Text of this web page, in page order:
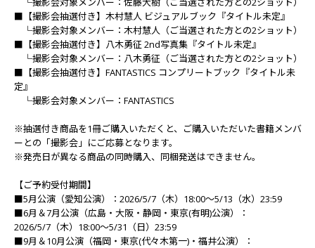
■【撮影会抽選付き】木村慧人 ビジュアルブック『タイトル未定』
└撮影会対象メンバー：木村慧人（ご当選された方との2ショット）
■【撮影会抽選付き】八木勇征 2nd写真集『タイトル未定』
└撮影会対象メンバー：八木勇征（ご当選された方との2ショット）
■【撮影会抽選付き】FANTASTICS コンプリートブック『タイトル未
定』
└撮影会対象メンバー：FANTASTICS
※抽選付き商品を1冊ご購入いただくと、ご購入いただいた書籍メンバ
ーとの「撮影会」にご応募となります。
※発売日が異なる商品の同時購入、同梱発送はできません。
【ご予約受付期間】
■5月公演（愛知公演）：2026/5/7（木）18:00～5/13（水）23:59
■6月＆7月公演（広島・大阪・静岡・東京(有明)公演）：
2026/5/7（木）18:00～5/31（日）23:59
■9月＆10月公演（福岡・東京(代々木第一)・福井公演）：